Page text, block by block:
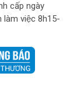
cấp ngày
làm việc 8h15-